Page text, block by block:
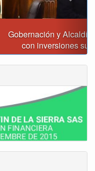
120 proyectos
millones